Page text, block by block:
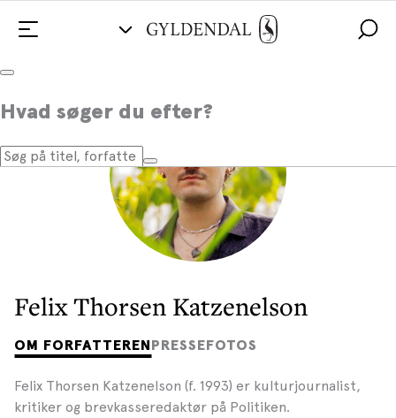
Hvad søger du efter?
Felix Thorsen Katzenelson
OM FORFATTERENPRESSEFOTOS
Felix Thorsen Katzenelson (f. 1993) er kulturjournalist,
kritiker og brevkasseredaktør på Politiken.